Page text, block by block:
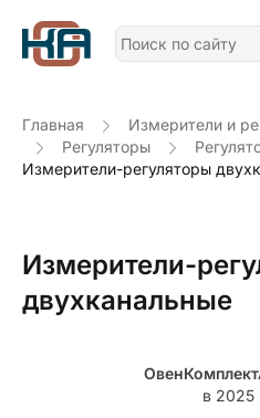
Главная
Измерители и
Регуляторы
Измерители-регуляторы
Измерители-
двухканальные
в 2025